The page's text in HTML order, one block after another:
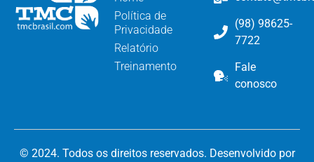
Política de
Privacidade
Relatório
Treinamento
(98) 98625-
7722
Fale
conosco
© 2024. Todos os direitos reservados. Desenvolvido por